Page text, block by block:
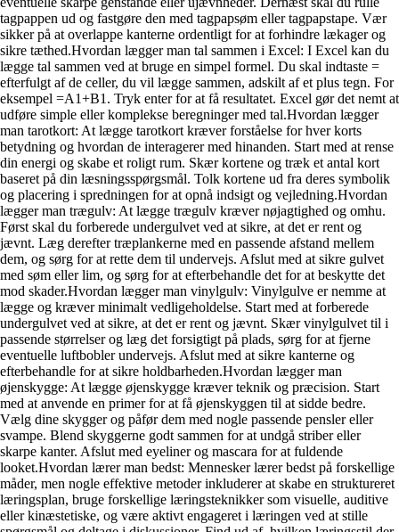
tagpappen ud og fastgøre den med tagpapsøm eller tagpapstape. Vær
sikker på at overlappe kanterne ordentligt for at forhindre lækager og
sikre tæthed.Hvordan lægger man tal sammen i Excel: I Excel kan du
lægge tal sammen ved at bruge en simpel formel. Du skal indtaste =
efterfulgt af de celler, du vil lægge sammen, adskilt af et plus tegn. For
eksempel =A1+B1. Tryk enter for at få resultatet. Excel gør det nemt at
udføre simple eller komplekse beregninger med tal.Hvordan lægger
man tarotkort: At lægge tarotkort kræver forståelse for hver korts
betydning og hvordan de interagerer med hinanden. Start med at rense
din energi og skabe et roligt rum. Skær kortene og træk et antal kort
baseret på din læsningsspørgsmål. Tolk kortene ud fra deres symbolik
og placering i spredningen for at opnå indsigt og vejledning.Hvordan
lægger man trægulv: At lægge trægulv kræver nøjagtighed og omhu.
Først skal du forberede undergulvet ved at sikre, at det er rent og
jævnt. Læg derefter træplankerne med en passende afstand mellem
dem, og sørg for at rette dem til undervejs. Afslut med at sikre gulvet
med søm eller lim, og sørg for at efterbehandle det for at beskytte det
mod skader.Hvordan lægger man vinylgulv: Vinylgulve er nemme at
lægge og kræver minimalt vedligeholdelse. Start med at forberede
undergulvet ved at sikre, at det er rent og jævnt. Skær vinylgulvet til i
passende størrelser og læg det forsigtigt på plads, sørg for at fjerne
eventuelle luftbobler undervejs. Afslut med at sikre kanterne og
efterbehandle for at sikre holdbarheden.Hvordan lægger man
øjenskygge: At lægge øjenskygge kræver teknik og præcision. Start
med at anvende en primer for at få øjenskyggen til at sidde bedre.
Vælg dine skygger og påfør dem med nogle passende pensler eller
svampe. Blend skyggerne godt sammen for at undgå striber eller
skarpe kanter. Afslut med eyeliner og mascara for at fuldende
looket.Hvordan lærer man bedst: Mennesker lærer bedst på forskellige
måder, men nogle effektive metoder inkluderer at skabe en struktureret
læringsplan, bruge forskellige læringsteknikker som visuelle, auditive
eller kinæstetiske, og være aktivt engageret i læringen ved at stille